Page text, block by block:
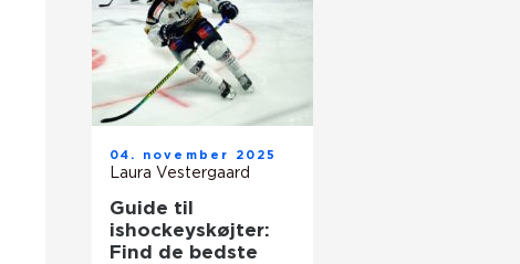
04. november 2025
Laura Vestergaard
Guide til
ishockeyskøjter:
Find de bedste